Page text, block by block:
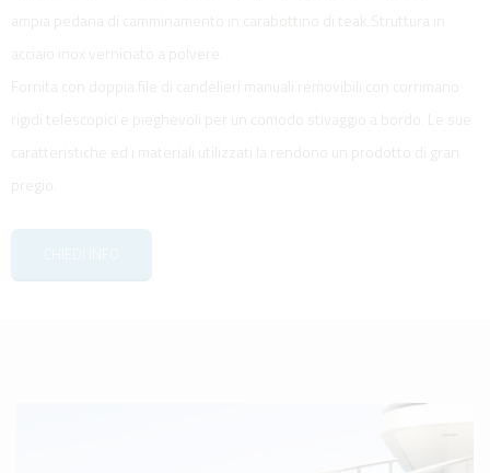
ampia pedana di camminamento in carabottino di teak.Struttura in
acciaio inox verniciato a polvere.
Fornita con doppia file di candelieri manuali removibili con corrimano
rigidi telescopici e pieghevoli per un comodo stivaggio a bordo. Le sue
caratteristiche ed i materiali utilizzati la rendono un prodotto di gran
pregio.